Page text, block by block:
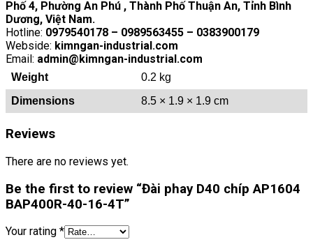
Phố 4, Phường An Phú , Thành Phố Thuận An, Tỉnh Bình
Dương, Việt Nam.
Hotline: 0979540178 – 0989563455 – 0383900179
Webside: kimngan-industrial.com
Email: admin@kimngan-industrial.com
Weight
0.2 kg
Dimensions
8.5 × 1.9 × 1.9 cm
Reviews
There are no reviews yet.
Be the first to review “Đài phay D40 chíp AP1604
BAP400R-40-16-4T”
Your rating *